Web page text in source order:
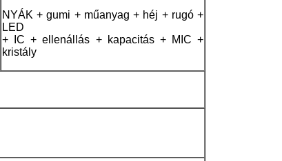
NYÁK + gumi + műanyag + héj + rugó +
LED
+ IC + ellenállás + kapacitás + MIC +
kristály